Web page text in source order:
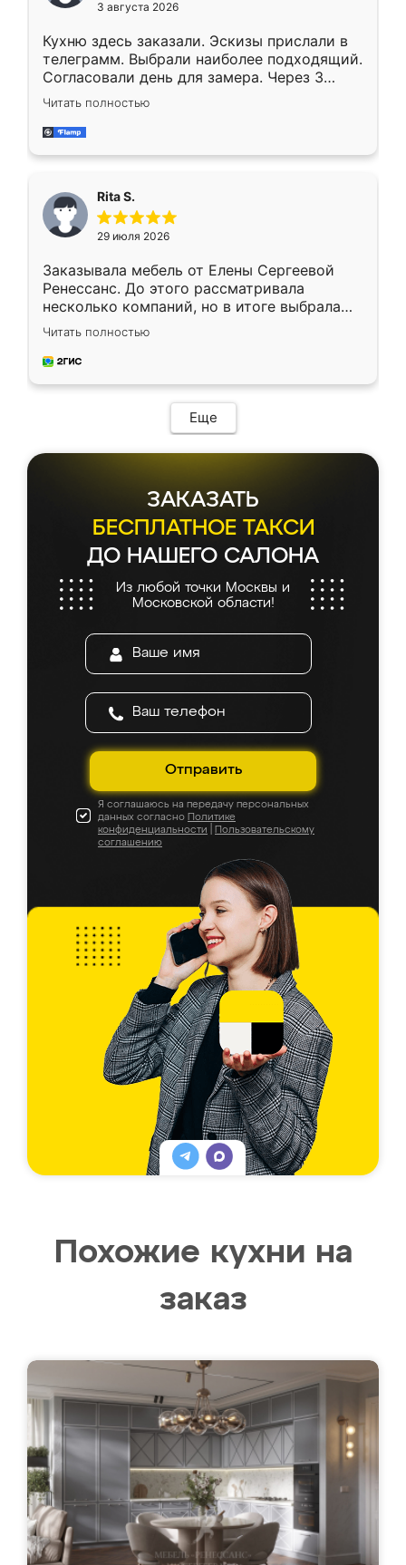
3 августа 2026
Кухню здесь заказали. Эскизы прислали в
телеграмм. Выбрали наиболее подходящий.
Согласовали день для замера. Через 3
недели кухня была уже готова. Остались
довольны работой. Спасибо Ренессанс
мебель за качественную работу!
Читать полностью
Rita S.
29 июля 2026
Заказывала мебель от Елены Сергеевой
Ренессанс. До этого рассматривала
несколько компаний, но в итоге выбрала
эту. Сначала обговорили условия, потом
приехал замерщик, всё спокойно объяснил
и снял размеры. Изготовили в срок, с
мебель сразу встала на свое место без
каких-либо доработок. Качеством осталась
довольна, все выглядит так, как и ожидала.
Читать полностью
Еще
ЗАКАЗАТЬ
БЕСПЛАТНОЕ ТАКСИ
ДО НАШЕГО САЛОНА
Из любой точки Москвы и
Московской области!
Отправить
Я соглашаюсь на передачу персональных
данных согласно Политике
конфиденциальности
Пользовательскому
соглашению
Похожие кухни на
заказ